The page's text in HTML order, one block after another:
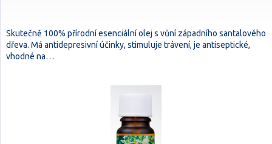
Skutečně 100% přírodní esenciální olej s vůní západního santalového
dřeva. Má antidepresivní účinky, stimuluje trávení, je antiseptické,
vhodné na…